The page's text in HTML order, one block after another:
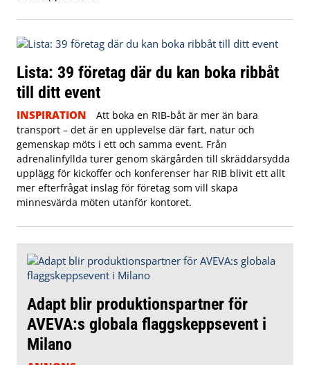
Lista: 39 företag där du kan boka ribbåt
till ditt event
INSPIRATION
Att boka en RIB-båt är mer än bara
transport – det är en upplevelse där fart, natur och
gemenskap möts i ett och samma event. Från
adrenalinfyllda turer genom skärgården till skräddarsydda
upplägg för kickoffer och konferenser har RIB blivit ett allt
mer efterfrågat inslag för företag som vill skapa
minnesvärda möten utanför kontoret.
Adapt blir produktionspartner för
AVEVA:s globala flaggskeppsevent i
Milano